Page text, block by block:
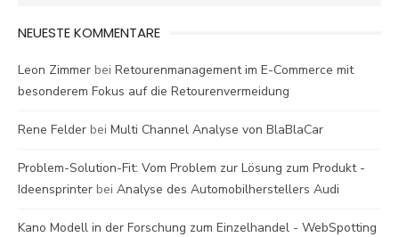
NEUESTE KOMMENTARE
Leon Zimmer bei Retourenmanagement im E-Commerce mit
besonderem Fokus auf die Retourenvermeidung
Rene Felder bei Multi Channel Analyse von BlaBlaCar
Problem-Solution-Fit: Vom Problem zur Lösung zum Produkt -
Ideensprinter bei Analyse des Automobilherstellers Audi
Kano Modell in der Forschung zum Einzelhandel - WebSpotting